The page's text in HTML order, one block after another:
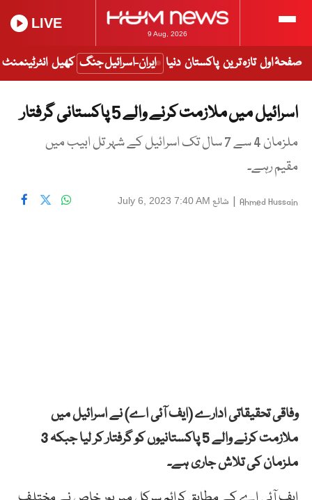
9 Aug, 2026
LIVE
صفحۂ اول تازہ ترین پاکستان دنیا ایران-اسرائیل جنگ کھیل انٹرٹینمنٹ
اسرائیل میں ملازمت کرنے والے 5 پاکستانی گرفتار
ملزمان 4 سے 7 سال تک اسرائیل کے شہر تل ابیب میں
مقیم رہے۔
Ahmed Hussain
| شائع July 6, 2023 7:40 AM
وفاقی تحقیقاتی ادارے (ایف آئی اے) نے اسرائیل میں
ملازمت کرنے والے 5 پاکستانیوں کو گرفتار کر لیا جبکہ 3
ملزمان کی تلاش جاری ہے۔